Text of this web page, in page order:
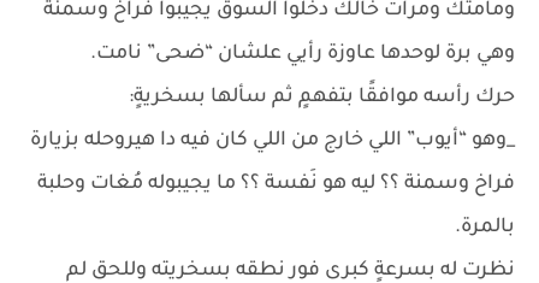
ومامتك ومرات خالك دخلوا السوق يجيبوا فراخ وسمنة
وهي برة لوحدها عاوزة رأيي علشان “ضحى” نامت.
حرك رأسه موافقًا بتفهمٍ ثم سألها بسخريةٍ:
_وهو “أيوب” اللي خارج من اللي كان فيه دا هيروحله بزيارة
فراخ وسمنة ؟؟ ليه هو نَفسة ؟؟ ما يجيبوله مُغات وحلبة
بالمرة.
نظرت له بسرعةٍ كبرى فور نطقه بسخريته وللحق لم